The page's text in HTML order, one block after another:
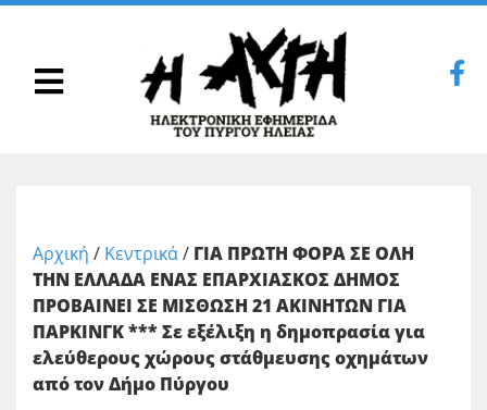
Αρχική / Κεντρικά/ ΓΙΑ ΠΡΩΤΗ ΦΟΡΑ ΣΕ ΟΛΗ
ΤΗΝ ΕΛΛΑΔΑ ΕΝΑΣ ΕΠΑΡΧΙΑΣΚΟΣ ΔΗΜΟΣ
ΠΡΟΒΑΙΝΕΙ ΣΕ ΜΙΣΘΩΣΗ 21 ΑΚΙΝΗΤΩΝ ΓΙΑ
ΠΑΡΚΙΝΓΚ *** Σε εξέλιξη η δημοπρασία για
ελεύθερους χώρους στάθμευσης οχημάτων
από τον Δήμο Πύργου